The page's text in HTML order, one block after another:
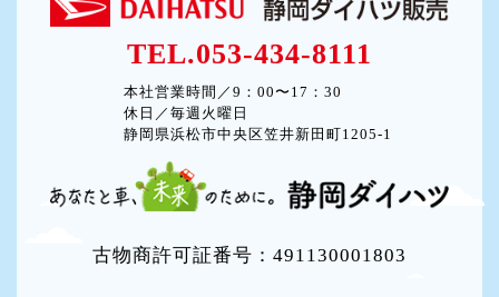
TEL.053-434-8111
本社営業時間／9：00〜17：30
休日／毎週火曜日
静岡県浜松市中央区笠井新田町1205-1
古物商許可証番号：491130001803